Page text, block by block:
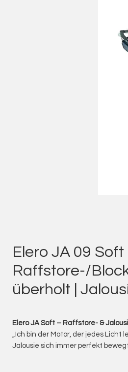
Elero JA 09 Soft
Raffstore-/
überholt |
Elero JA Soft – Raffstore- &
„Ich bin der Motor, der jedes
Jalousie sich immer perfekt